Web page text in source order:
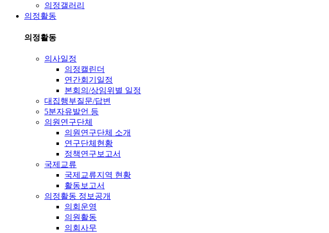
의정갤러리
의정활동
의정활동
의사일정
의정캘린더
연간회기일정
본회의/상임위별 일정
대집행부질문/답변
5분자유발언 등
의원연구단체
의원연구단체 소개
연구단체현황
정책연구보고서
국제교류
국제교류지역 현황
활동보고서
의정활동 정보공개
의회운영
의원활동
의회사무